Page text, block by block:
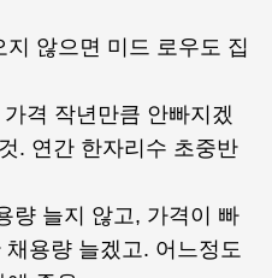
않으면 미드 로우도 집
격 작년만큼 안빠지겠
. 연간 한자리수 초중반
량 늘지 않고, 가격이 빠
용량 늘겠고. 어느정도